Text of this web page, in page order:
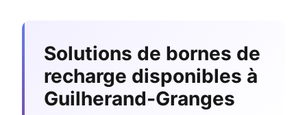
Solutions de bornes de
recharge disponibles à
Guilherand-Granges